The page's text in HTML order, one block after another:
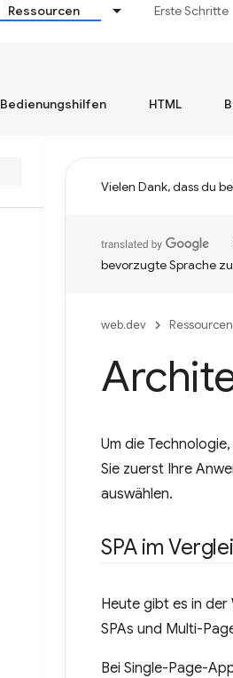
Ressourcen Erste Schritte
Bedienungshilfen HTML
Vielen Dank, dass du
bevorzugte Sprache
web.dev Ressourcen
Um die
Sie zuerst Ihre
auswählen.
SPA im
Heute gibt es in
SPAs und Multi-
Bei Single-Page-